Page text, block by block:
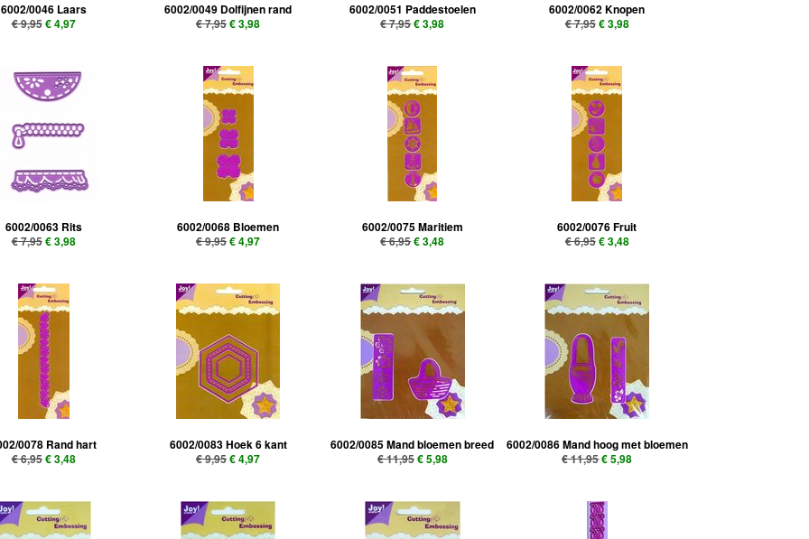
6002/0046 Laars
€ 9,95€ 4,97
6002/0049 Dolfijnen rand
€ 7,95€ 3,98
6002/0051 Paddestoelen
€ 7,95€ 3,98
6002/0062 Knopen
€ 7,95€ 3,98
6002/0063 Rits
€ 7,95€ 3,98
6002/0068 Bloemen
€ 9,95€ 4,97
6002/0075 Maritiem
€ 6,95€ 3,48
6002/0076 Fruit
€ 6,95€ 3,48
0078 Rand hart
€ 6,95€ 3,48
6002/0083 Hoek 6 kant
€ 9,95€ 4,97
6002/0085 Mand bloemen breed
€ 11,95€ 5,98
6002/0086 Mand hoog met bloemen
€ 11,95€ 5,98